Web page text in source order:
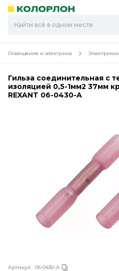
Ск
Скоро
Освещение и электрика
Гильза соединительная с
изоляцией 0,5-1мм2 37мм
REXANT 06-0430-A
Артикул: 06-0430-A